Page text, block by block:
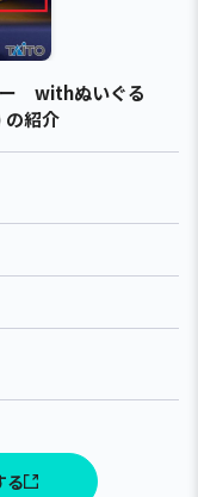
ー withぬいぐる
紹介
る